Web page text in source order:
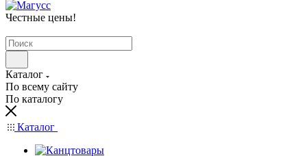
Честные цены!
Каталог
По всему сайту
По каталогу
Каталог